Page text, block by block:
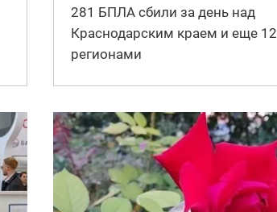
281 БПЛА сбили за день над
Краснодарским краем и еще 12
регионами